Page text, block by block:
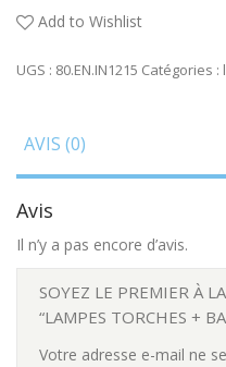
Add to Wishlist
UGS : 80.EN.IN1215 Catégories :
AVIS (0)
Avis
Il n’y a pas encore d’avis.
SOYEZ LE PREMIER À
“LAMPES TORCHES +
Votre adresse e-mail ne